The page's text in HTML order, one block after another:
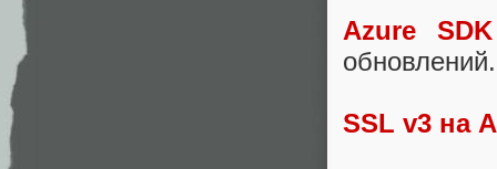
Azure SDK
обновлений.
SSL v3 на